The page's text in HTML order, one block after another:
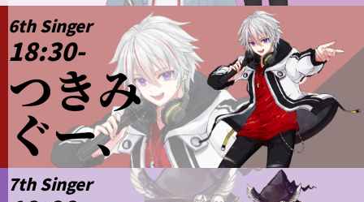
6th Singer
18:30-
つきみ
ぐー、
7th Singer